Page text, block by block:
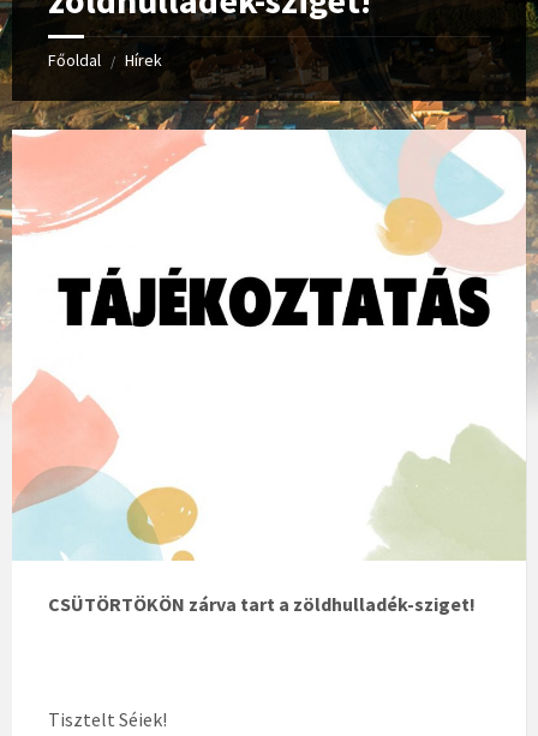
Főoldal / Hírek
CSÜTÖRTÖKÖN zárva tart a zöldhulladék-sziget!
Tisztelt Séiek!